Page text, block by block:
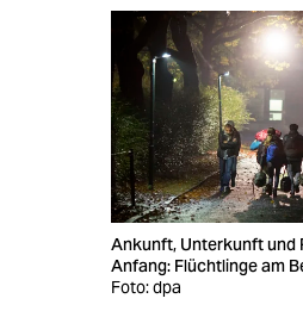
veranstaltungen
Ankunft, Unterkunft und
Anfang: Flüchtlinge am
Foto: dpa